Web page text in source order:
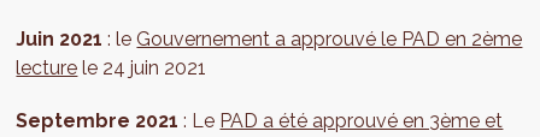
Juin 2021 : le Gouvernement a approuvé le PAD en 2ème
lecture le 24 juin 2021
Septembre 2021 : Le PAD a été approuvé en 3ème et